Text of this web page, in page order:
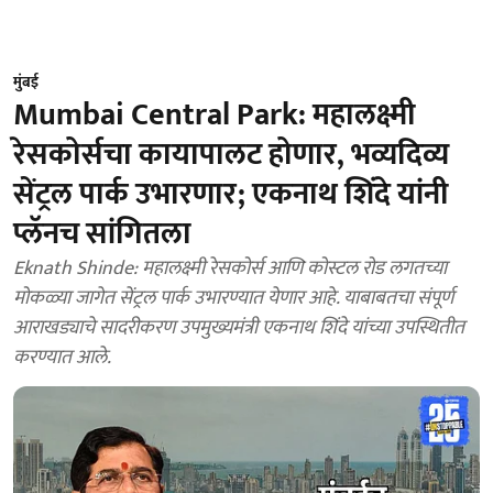
मुंबई
Mumbai Central Park: महालक्ष्मी
रेसकोर्सचा कायापालट होणार, भव्यदिव्य
सेंट्रल पार्क उभारणार; एकनाथ शिंदे यांनी
प्लॅनच सांगितला
Eknath Shinde: महालक्ष्मी रेसकोर्स आणि कोस्टल रोड लगतच्या
मोकळ्या जागेत सेंट्रल पार्क उभारण्यात येणार आहे. याबाबतचा संपूर्ण
आराखड्याचे सादरीकरण उपमुख्यमंत्री एकनाथ शिंदे यांच्या उपस्थितीत
करण्यात आले.